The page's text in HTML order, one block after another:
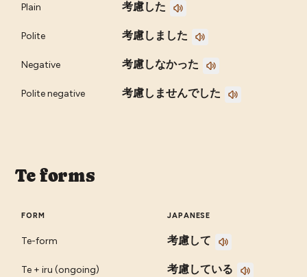
Plain 考慮した
Polite 考慮しました
Negative 考慮しなかった
Polite negative 考慮しませんでした
Te forms
FORM JAPANESE
Te-form 考慮して
Te + iru (ongoing) 考慮している